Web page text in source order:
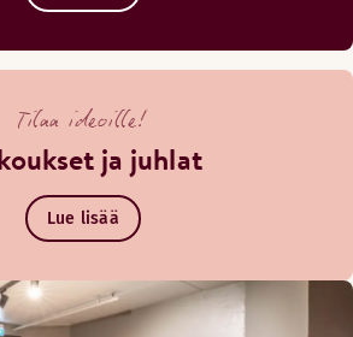
Tilaa ideoille!
ja juhlat
Lue lisää